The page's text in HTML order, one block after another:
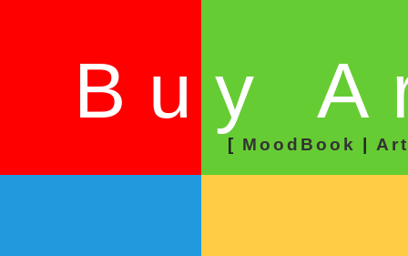
Buy
[ MoodBook | Art